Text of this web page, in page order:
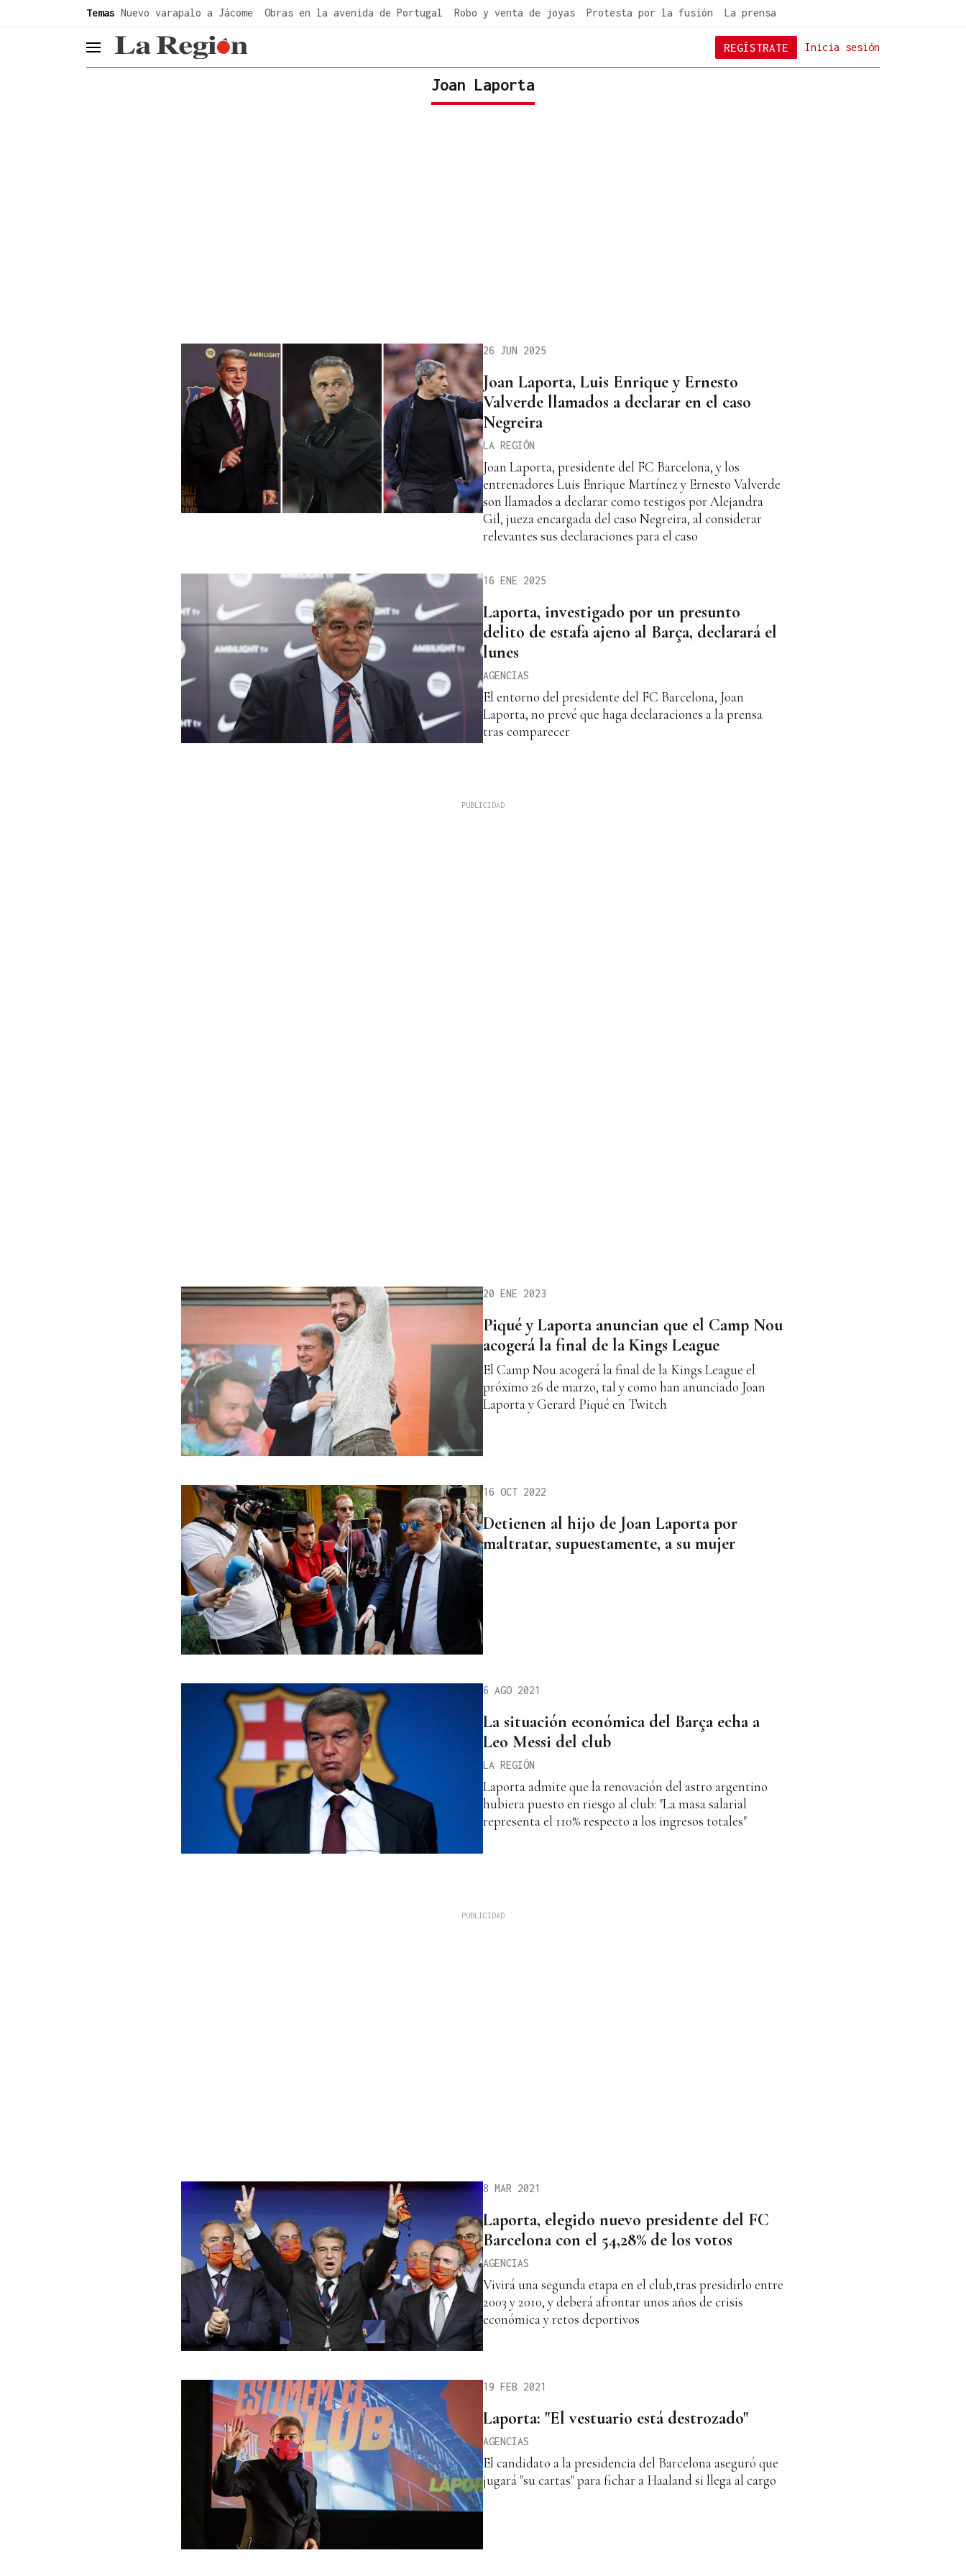
Temas Nuevo varapalo a Jácome Obras en la avenida de Portugal Robo y venta de joyas Protesta por la fusión La prensa
header.menu.open Inicia sesión
REGÍSTRATE
Joan Laporta
26 JUN 2025
Joan Laporta, Luis Enrique y Ernesto
Valverde llamados a declarar en el caso
Negreira
LA REGIÓN
Joan Laporta, presidente del FC Barcelona, y los
entrenadores Luis Enrique Martínez y Ernesto Valverde
son llamados a declarar como testigos por Alejandra
Gil, jueza encargada del caso Negreira, al considerar
relevantes sus declaraciones para el caso
16 ENE 2025
Laporta, investigado por un presunto
delito de estafa ajeno al Barça, declarará el
lunes
AGENCIAS
El entorno del presidente del FC Barcelona, Joan
Laporta, no prevé que haga declaraciones a la prensa
tras comparecer
20 ENE 2023
Piqué y Laporta anuncian que el Camp Nou
acogerá la final de la Kings League
El Camp Nou acogerá la final de la Kings League el
próximo 26 de marzo, tal y como han anunciado Joan
Laporta y Gerard Piqué en Twitch
16 OCT 2022
Detienen al hijo de Joan Laporta por
maltratar, supuestamente, a su mujer
6 AGO 2021
La situación económica del Barça echa a
Leo Messi del club
LA REGIÓN
Laporta admite que la renovación del astro argentino
hubiera puesto en riesgo al club: "La masa salarial
representa el 110% respecto a los ingresos totales"
8 MAR 2021
Laporta, elegido nuevo presidente del FC
Barcelona con el 54,28% de los votos
AGENCIAS
Vivirá una segunda etapa en el club,tras presidirlo entre
2003 y 2010, y deberá afrontar unos años de crisis
económica y retos deportivos
19 FEB 2021
Laporta: "El vestuario está destrozado"
AGENCIAS
El candidato a la presidencia del Barcelona aseguró que
jugará "su cartas" para fichar a Haaland si llega al cargo